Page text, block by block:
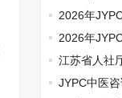
师开始报名啦
2026年
师开始报名啦
2026年
师开始报名啦
江苏省人社
JYPC中医